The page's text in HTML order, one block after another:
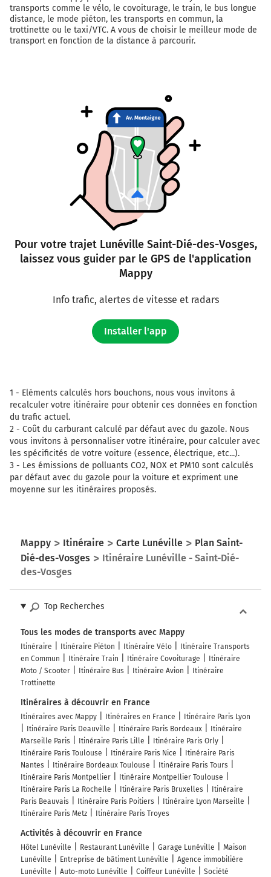
transports comme le vélo, le covoiturage, le train, le bus longue
distance, le mode piéton, les transports en commun, la
trottinette ou le taxi/VTC. A vous de choisir le meilleur mode de
transport en fonction de la distance à parcourir.
Pour votre trajet Lunéville Saint-Dié-des-Vosges,
laissez vous guider par le GPS de l'application
Mappy
Info trafic, alertes de vitesse et radars
Installer l'app
1 - Eléments calculés hors bouchons, nous vous invitons à
recalculer votre itinéraire pour obtenir ces données en fonction
du trafic actuel.
2 - Coût du carburant calculé par défaut avec du gazole. Nous
vous invitons à personnaliser votre itinéraire, pour calculer avec
les spécificités de votre voiture (essence, électrique, etc...).
3 - Les émissions de polluants CO2, NOX et PM10 sont calculés
par défaut avec du gazole pour la voiture et expriment une
moyenne sur les itinéraires proposés.
Mappy Itinéraire Carte Lunéville
Plan Saint-
Dié-des-Vosges
Itinéraire Lunéville - Saint-Dié-
des-Vosges
Top Recherches
Tous les modes de transports avec Mappy
Itinéraire Itinéraire Piéton Itinéraire Vélo
Itinéraire Transports
en Commun
Itinéraire Train Itinéraire Covoiturage
Itinéraire
Moto / Scooter
Itinéraire Bus Itinéraire Avion
Itinéraire
Trottinette
Itinéraires à découvrir en France
Itinéraires avec Mappy Itinéraires en France
Itinéraire Paris Lyon
Itinéraire Paris Deauville
Itinéraire Paris Bordeaux
Itinéraire
Marseille Paris
Itinéraire Paris Lille
Itinéraire Paris Orly
Itinéraire Paris Toulouse
Itinéraire Paris Nice
Itinéraire Paris
Nantes
Itinéraire Bordeaux Toulouse
Itinéraire Paris Tours
Itinéraire Paris Montpellier
Itinéraire Montpellier Toulouse
Itinéraire Paris La Rochelle
Itinéraire Paris Bruxelles
Itinéraire
Paris Beauvais
Itinéraire Paris Poitiers
Itinéraire Lyon Marseille
Itinéraire Paris Metz
Itinéraire Paris Troyes
Activités à découvrir en France
Hôtel Lunéville Restaurant Lunéville Garage Lunéville
Maison
Lunéville
Entreprise de bâtiment Lunéville
Agence immobilière
Lunéville
Auto-moto Lunéville Coiffeur Lunéville
Société